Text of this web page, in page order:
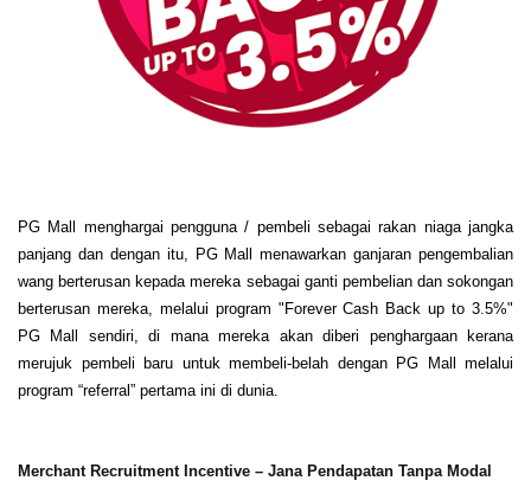
PG Mall menghargai pengguna / pembeli sebagai rakan niaga jangka
panjang dan dengan itu, PG Mall menawarkan ganjaran pengembalian
wang berterusan kepada mereka sebagai ganti pembelian dan sokongan
berterusan mereka, melalui program "Forever Cash Back up to 3.5%"
PG Mall sendiri, di mana mereka akan diberi penghargaan kerana
merujuk pembeli baru untuk membeli-belah dengan PG Mall melalui
program “referral” pertama ini di dunia.
Merchant Recruitment Incentive – Jana Pendapatan Tanpa Modal